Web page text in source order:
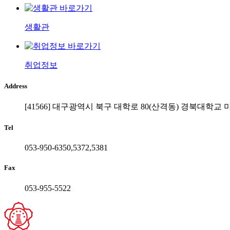
생활관
취업정보
Address
[41566] 대구광역시 북구 대학로 80(산격동) 경북대학교
Tel
053-950-6350,5372,5381
Fax
053-955-5522